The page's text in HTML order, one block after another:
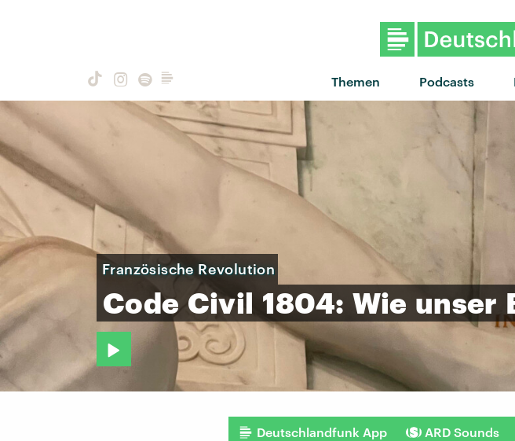
Themen Podcasts
Französische Revolution
Code Civil 1804: Wie unser
Deutschlandfunk App ARD Sounds